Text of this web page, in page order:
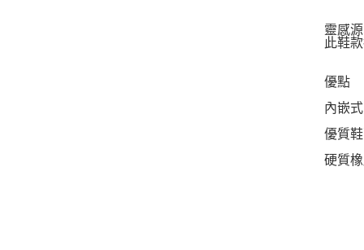
靈感
此鞋
優點
內嵌
優質
硬質